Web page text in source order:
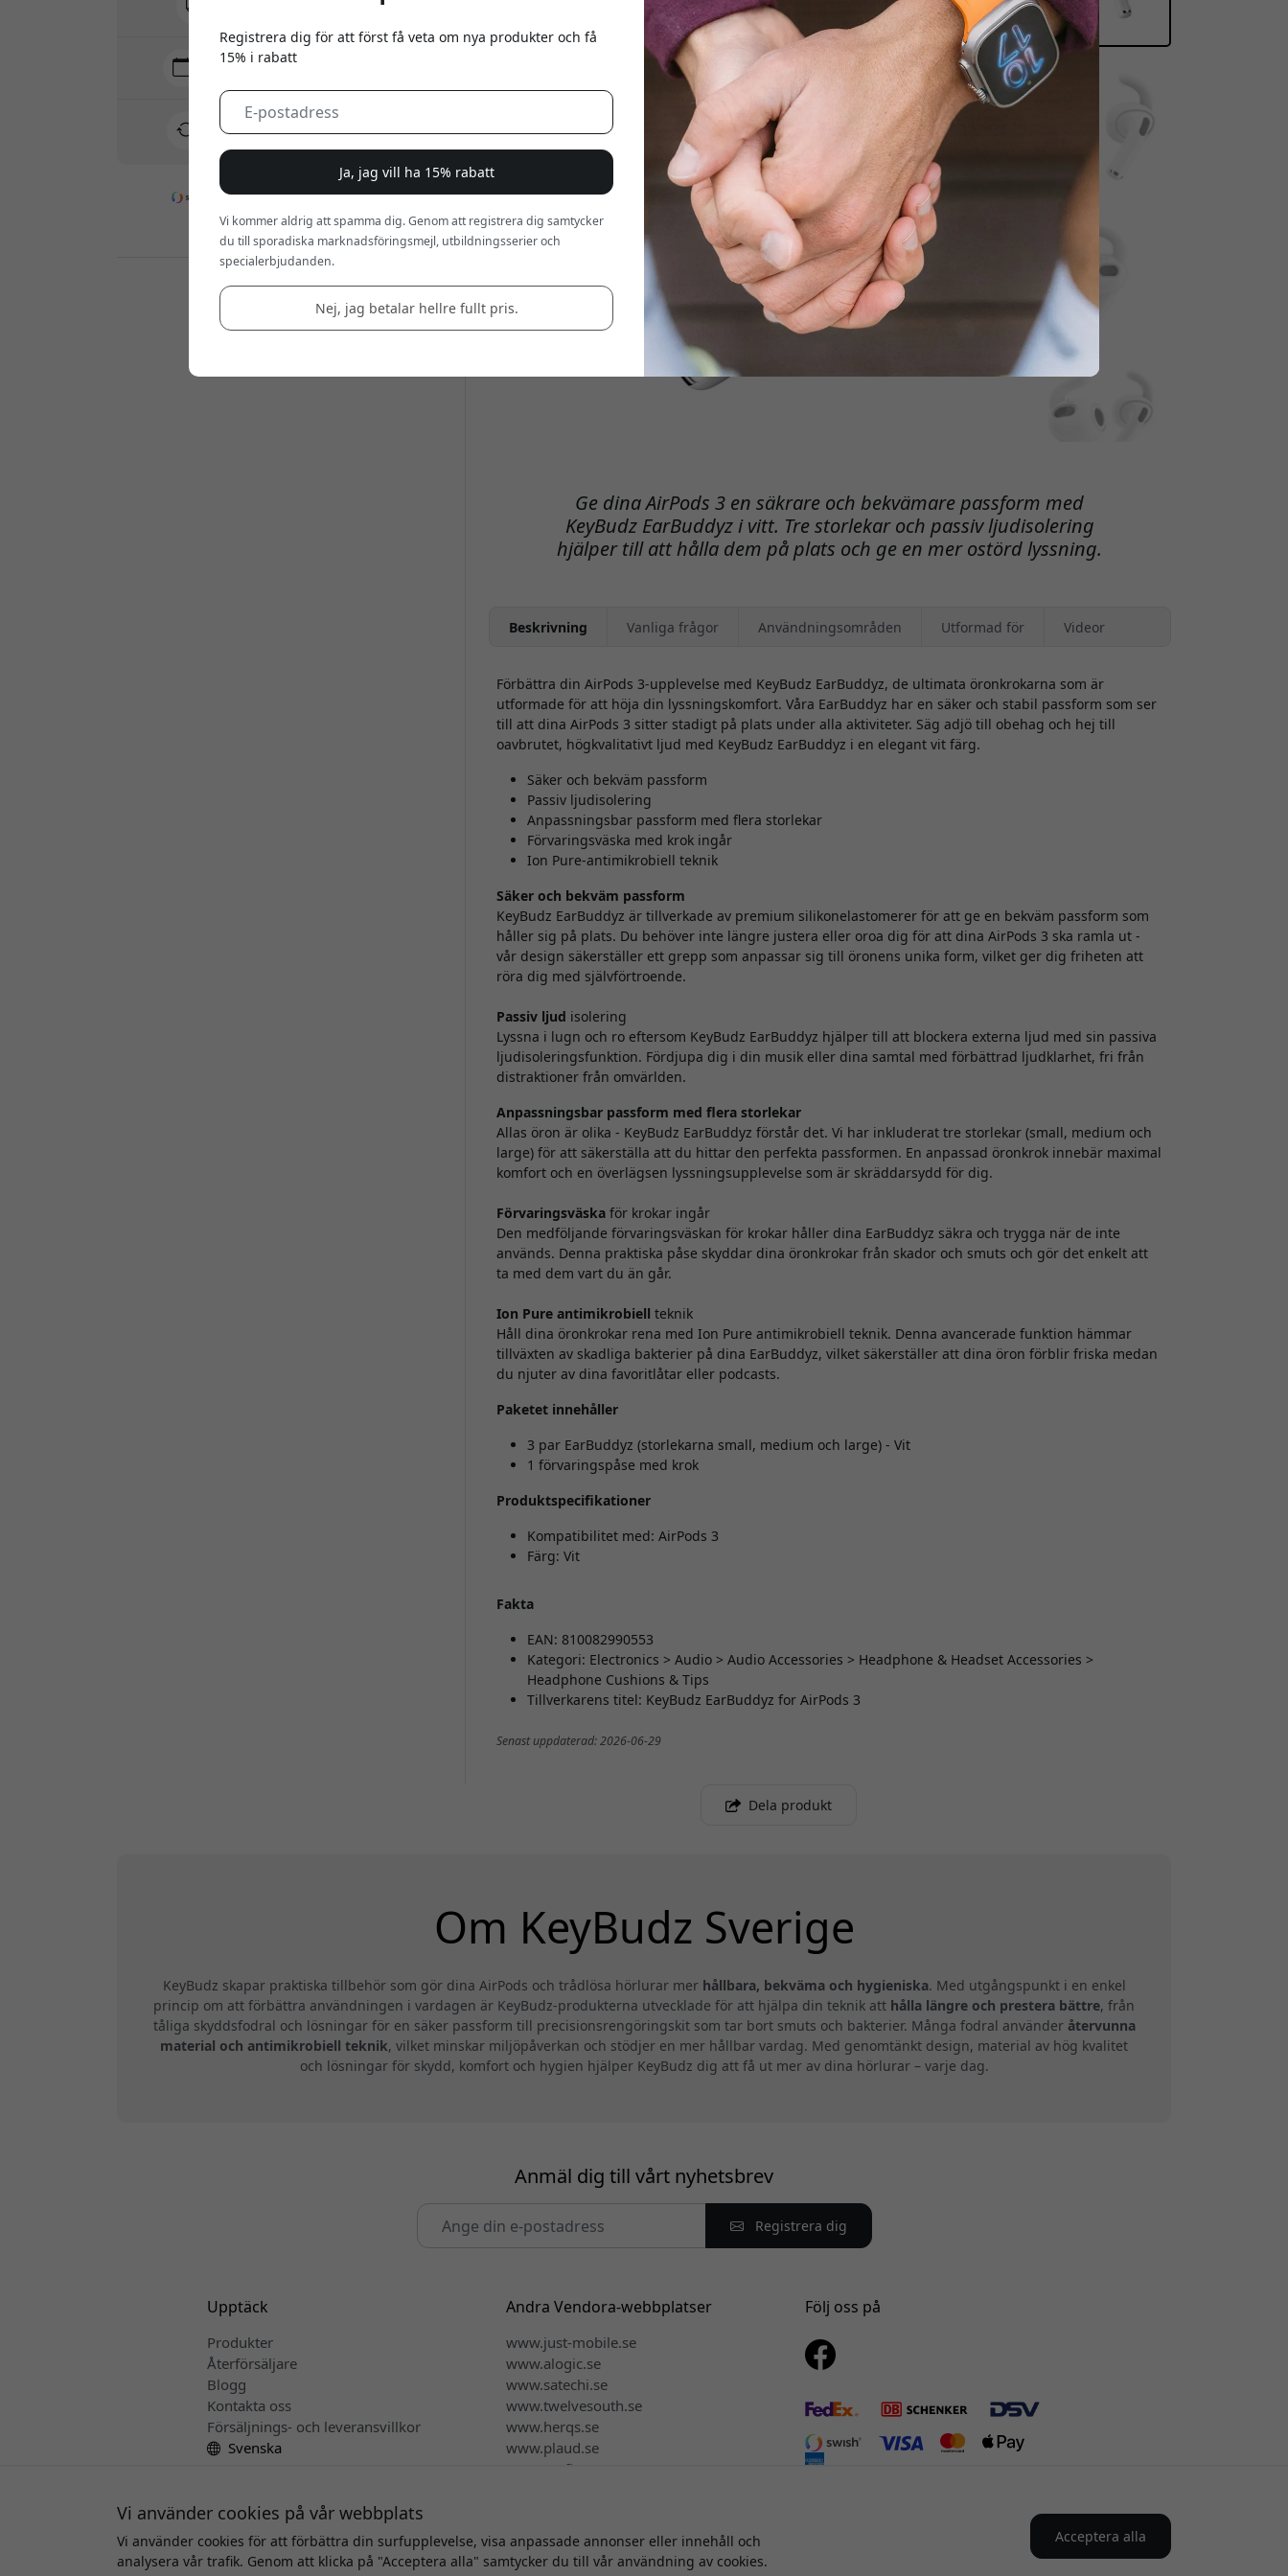
Ge dina AirPods 3 en säkrare och bekvämare passform med
KeyBudz EarBuddyz i vitt. Tre storlekar och passiv ljudisolering
hjälper till att hålla dem på plats och ge en mer ostörd lyssning.
Beskrivning Vanliga frågor Användningsområden Utformad för Videor
Förbättra din AirPods 3-upplevelse med KeyBudz EarBuddyz, de ultimata öronkrokarna som är
utformade för att höja din lyssningskomfort. Våra EarBuddyz har en säker och stabil passform som ser
till att dina AirPods 3 sitter stadigt på plats under alla aktiviteter. Säg adjö till obehag och hej till
oavbrutet, högkvalitativt ljud med KeyBudz EarBuddyz i en elegant vit färg.
Säker och bekväm passform
Passiv ljudisolering
Anpassningsbar passform med flera storlekar
Förvaringsväska med krok ingår
Ion Pure-antimikrobiell teknik
Säker och bekväm passform
KeyBudz EarBuddyz är tillverkade av premium silikonelastomerer för att ge en bekväm passform som
håller sig på plats. Du behöver inte längre justera eller oroa dig för att dina AirPods 3 ska ramla ut -
vår design säkerställer ett grepp som anpassar sig till öronens unika form, vilket ger dig friheten att
röra dig med självförtroende.
Passiv ljud isolering
Lyssna i lugn och ro eftersom KeyBudz EarBuddyz hjälper till att blockera externa ljud med sin passiva
ljudisoleringsfunktion. Fördjupa dig i din musik eller dina samtal med förbättrad ljudklarhet, fri från
distraktioner från omvärlden.
Anpassningsbar passform med flera storlekar
Allas öron är olika - KeyBudz EarBuddyz förstår det. Vi har inkluderat tre storlekar (small, medium och
large) för att säkerställa att du hittar den perfekta passformen. En anpassad öronkrok innebär maximal
komfort och en överlägsen lyssningsupplevelse som är skräddarsydd för dig.
Förvaringsväskaför krokar ingår
Den medföljande förvaringsväskan för krokar håller dina EarBuddyz säkra och trygga när de inte
används. Denna praktiska påse skyddar dina öronkrokar från skador och smuts och gör det enkelt att
ta med dem vart du än går.
Ion Pure antimikrobiell teknik
Håll dina öronkrokar rena med Ion Pure antimikrobiell teknik. Denna avancerade funktion hämmar
tillväxten av skadliga bakterier på dina EarBuddyz, vilket säkerställer att dina öron förblir friska medan
du njuter av dina favoritlåtar eller podcasts.
Paketet innehåller
3 par EarBuddyz (storlekarna small, medium och large) - Vit
1 förvaringspåse med krok
Produktspecifikationer
Kompatibilitet med: AirPods 3
Färg: Vit
Fakta
EAN: 810082990553
Kategori: Electronics > Audio > Audio Accessories > Headphone & Headset Accessories >
Headphone Cushions & Tips
Tillverkarens titel: KeyBudz EarBuddyz for AirPods 3
Senast uppdaterad: 2026-06-29
Leverans 10-12 augusti
30 dagars returrätt
Enkel retur - inget krångel
Säkra betalningar med kryptering
Återförsäljare:
Dela produkt
Om KeyBudz Sverige
KeyBudz skapar praktiska tillbehör som gör dina AirPods och trådlösa hörlurar mer hållbara, bekväma och hygieniska. Med utgångspunkt i en enkel
princip om att förbättra användningen i vardagen är KeyBudz-produkterna utvecklade för att hjälpa din teknik att hålla längre och prestera bättre, från
tåliga skyddsfodral och lösningar för en säker passform till precisionsrengöringskit som tar bort smuts och bakterier. Många fodral använder återvunna
material och antimikrobiell teknik, vilket minskar miljöpåverkan och stödjer en mer hållbar vardag. Med genomtänkt design, material av hög kvalitet
och lösningar för skydd, komfort och hygien hjälper KeyBudz dig att få ut mer av dina hörlurar – varje dag.
Anmäl dig till vårt nyhetsbrev
Registrera dig
Upptäck
Produkter
Återförsäljare
Blogg
Kontakta oss
Försäljnings- och leveransvillkor
Svenska
Andra Vendora-webbplatser
www.just-mobile.se
www.alogic.se
www.satechi.se
www.twelvesouth.se
www.herqs.se
www.plaud.se
www.myfirst.se
Följ oss på
Upphovsrätt © 2026 Vendora Nordic - Officiell distributör för Keybudz® i Sverige
Vi använder cookies på vår webbplats
Vi använder cookies för att förbättra din surfupplevelse, visa anpassade annonser eller innehåll och
analysera vår trafik. Genom att klicka på "Acceptera alla" samtycker du till vår användning av cookies.
Acceptera alla
Registrera dig för att först få veta om nya produkter och få
15% i rabatt
Ja, jag vill ha 15% rabatt
Vi kommer aldrig att spamma dig. Genom att registrera dig samtycker
du till sporadiska marknadsföringsmejl, utbildningsserier och
specialerbjudanden.
Nej, jag betalar hellre fullt pris.